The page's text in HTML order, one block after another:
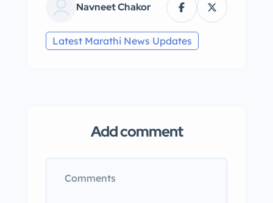
Navneet Chakor
Latest Marathi News Updates
Add comment